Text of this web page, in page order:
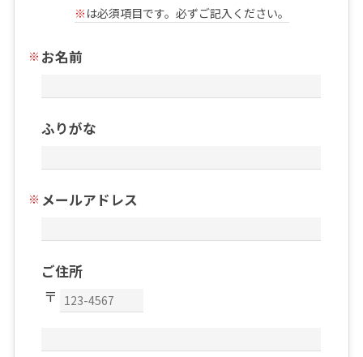
※ は必須項目です。必ずご記入ください。
お名前
ふりがな
メールアドレス
ご住所